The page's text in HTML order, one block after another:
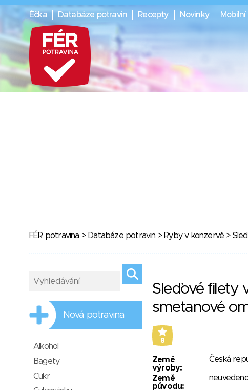
Éčka Databáze potravin Recepty Novinky
FÉR potravina > Databáze potravin > Ryby v konzervě >
Sleďové filety
smetanové
8
Země
výroby:
Česká
Země
původu:
Nová potravina
Alkohol
Bagety
Cukr